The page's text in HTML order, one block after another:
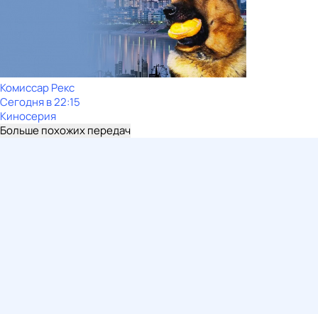
Комиссар Рекс
Сегодня в 22:15
Киносерия
Больше похожих передач